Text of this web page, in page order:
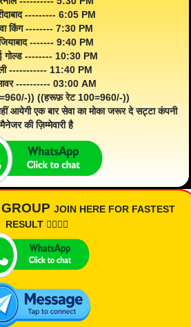
--------- 6:05 PM
किंग -------- 7:30 PM
------- 9:40 PM
गोल्ड -------- 10:30 PM
----------- 11:40 PM
---------- 03:00 AM
)) ((हरूफ़ रेट 100=960/-))
आयेगी एक बार सेवा का मोका जरूर दे सट्टा कंपनी
मैनेजर की ज़िम्मेवारी है
JOIN HERE FOR FASTEST
RESULT 👇🏾👇🏾